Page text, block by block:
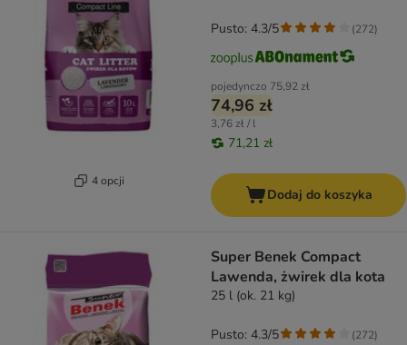
4 opcji
pojedynczo 75,92 zł
74,96 zł
3,76 zł / l
71,21 zł
Pusto: 4.3/5 (272)
Dodaj do koszyka
Super Benek Compact
Lawenda, żwirek dla kota
25 l (ok. 21 kg)
Pusto: 4.3/5 (272)